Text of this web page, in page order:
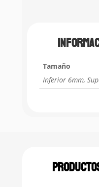
Tamaño
Inferior 6mm,